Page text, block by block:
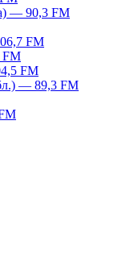
— 90,3 FM
FM
FM
FM
— 89,3 FM